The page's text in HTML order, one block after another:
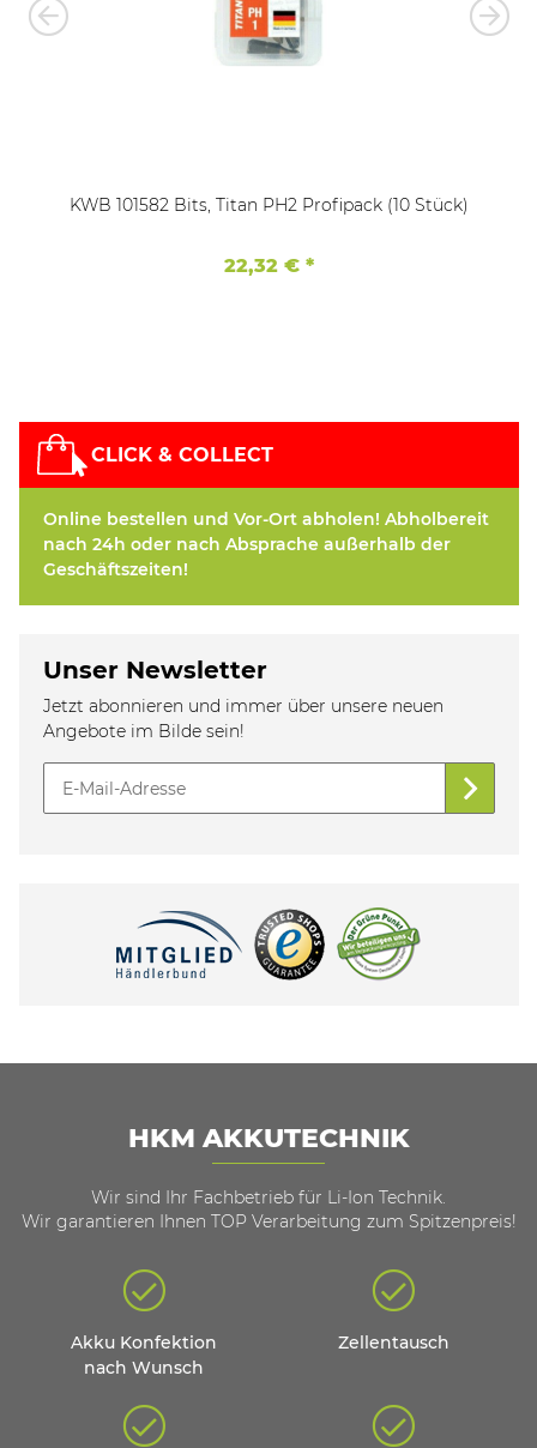
KWB 101582 Bits, Titan PH2 Profipack (10 Stück)
22,32 € *
CLICK & COLLECT
Online bestellen und Vor-Ort abholen! Abholbereit
nach 24h oder nach Absprache außerhalb der
Geschäftszeiten!
Unser Newsletter
Jetzt abonnieren und immer über unsere neuen
Angebote im Bilde sein!
HKM AKKUTECHNIK
Wir sind Ihr Fachbetrieb für Li-Ion Technik.
Wir garantieren Ihnen TOP Verarbeitung zum Spitzenpreis!
Akku Konfektion
nach Wunsch
Zellentausch